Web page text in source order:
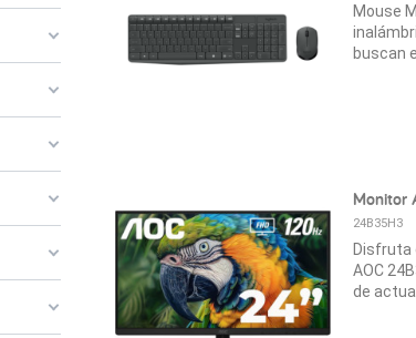
Mouse
buscan
Monitor
24B35H3
Disfruta
AOC
de